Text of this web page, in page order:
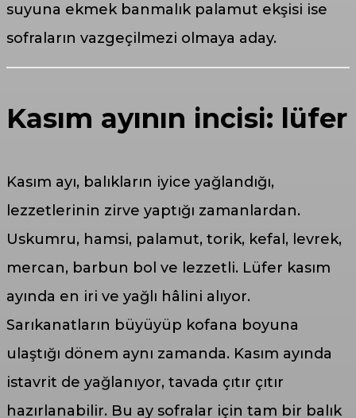
suyuna ekmek banmalık palamut ekşisi ise
sofraların vazgeçilmezi olmaya aday.
Kasım ayının incisi: lüfer
Kasım ayı, balıkların iyice yağlandığı,
lezzetlerinin zirve yaptığı zamanlardan.
Uskumru, hamsi, palamut, torik, kefal, levrek,
mercan, barbun bol ve lezzetli. Lüfer kasım
ayında en iri ve yağlı hâlini alıyor.
Sarıkanatların büyüyüp kofana boyuna
ulaştığı dönem aynı zamanda. Kasım ayında
istavrit de yağlanıyor, tavada çıtır çıtır
hazırlanabilir. Bu ay sofralar için tam bir balık